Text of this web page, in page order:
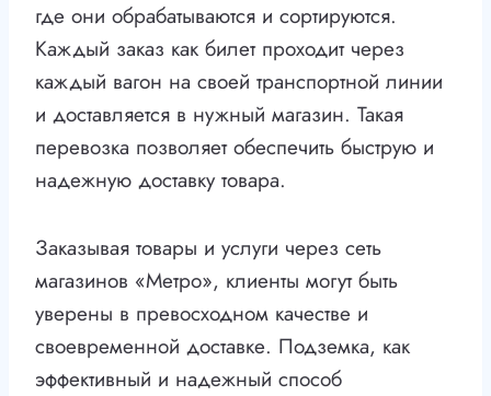
где они обрабатываются и сортируются.
Каждый заказ как билет проходит через
каждый вагон на своей транспортной линии
и доставляется в нужный магазин. Такая
перевозка позволяет обеспечить быструю и
надежную доставку товара.
Заказывая товары и услуги через сеть
магазинов «Метро», клиенты могут быть
уверены в превосходном качестве и
своевременной доставке. Подземка, как
эффективный и надежный способ